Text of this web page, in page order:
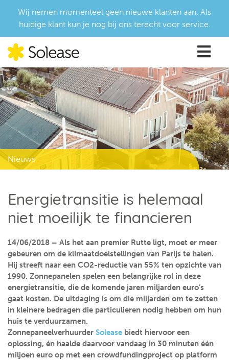
Wij nemen momenteel geen nieuwe klanten aan. Als
huidige klant kun je nog bij ons terecht voor service.
Nieuws
Energietransitie is helemaal
niet moeilijk te financieren
14/06/2018 – Als het aan premier Rutte ligt, moet er meer
gebeuren om de klimaatdoelstellingen van Parijs te halen.
Hij streeft naar een CO2-reductie van 55% ten opzichte van
1990. Zonnepanelen spelen een belangrijke rol in deze
energietransitie, die de komende jaren miljarden euro’s
gaat kosten. De uitdaging is om die miljarden om te zetten
in kleinere bedragen die particulieren nodig hebben om hun
huis te verduurzamen.
Zonnepaneelverhuurder Solease biedt hiervoor een
oplossing, én haalde daarvoor vandaag in 30 minuten één
miljoen euro op met een crowdfundingproject op platform